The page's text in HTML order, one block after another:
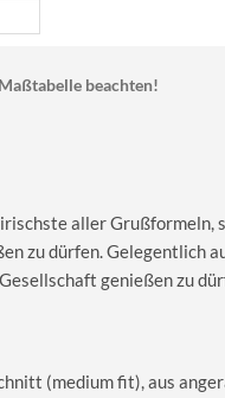
beachten!
aller
zu dürfen. Gelegentlich
genießen zu
(medium fit), aus